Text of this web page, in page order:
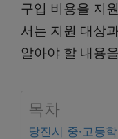
구입 비용을 지
서는 지원 대상
알아야 할 내용
목차
당진시 중·고등